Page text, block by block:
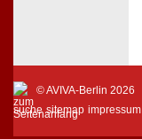
© AVIVA-Berlin 2026
suche sitemap impressum